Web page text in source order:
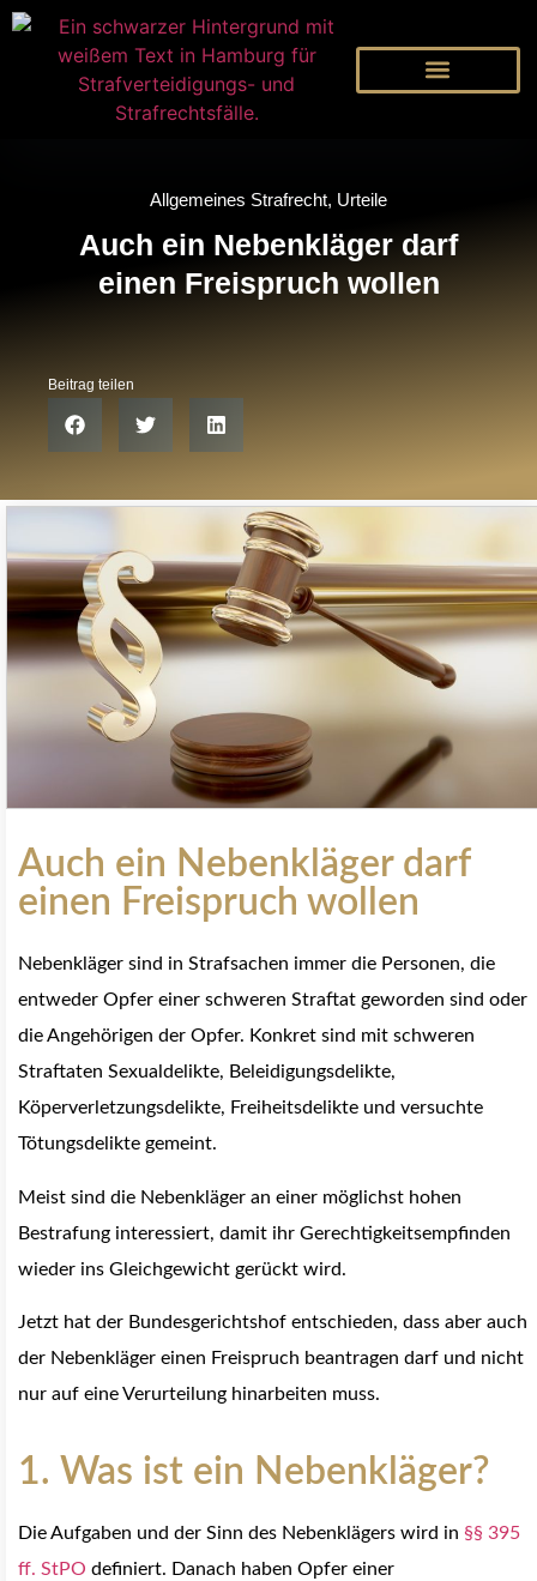
Allgemeines Strafrecht, Urteile
Auch ein Nebenkläger darf
einen Freispruch wollen
Beitrag teilen
Auch ein Nebenkläger darf
einen Freispruch wollen
Nebenkläger sind in Strafsachen immer die Personen, die
entweder Opfer einer schweren Straftat geworden sind oder
die Angehörigen der Opfer. Konkret sind mit schweren
Straftaten Sexualdelikte, Beleidigungsdelikte,
Köperverletzungsdelikte, Freiheitsdelikte und versuchte
Tötungsdelikte gemeint.
Meist sind die Nebenkläger an einer möglichst hohen
Bestrafung interessiert, damit ihr Gerechtigkeitsempfinden
wieder ins Gleichgewicht gerückt wird.
Jetzt hat der Bundesgerichtshof entschieden, dass aber auch
der Nebenkläger einen Freispruch beantragen darf und nicht
nur auf eine Verurteilung hinarbeiten muss.
1. Was ist ein Nebenkläger?
Die Aufgaben und der Sinn des Nebenklägers wird in §§ 395
ff. StPO definiert. Danach haben Opfer einer